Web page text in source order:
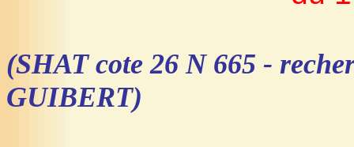
(SHAT cote 26 N 665 -
GUIBERT)